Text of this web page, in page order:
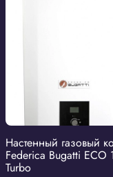
Настенный газовый
Federica Bugatti ECO
Turbo